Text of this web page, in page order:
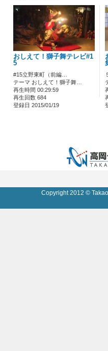
おしえて！獅子舞テレビ#1
5
#15立野東町（前編…
テーマ おしえて！獅子舞…
再生時間 00:29:59
再生回数 684
登録日 2015/01/19
Copyright 2012 ©